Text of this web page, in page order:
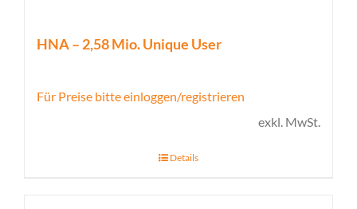
HNA – 2,58 Mio. Unique User
Für Preise bitte einloggen/registrieren
exkl. MwSt.
Details